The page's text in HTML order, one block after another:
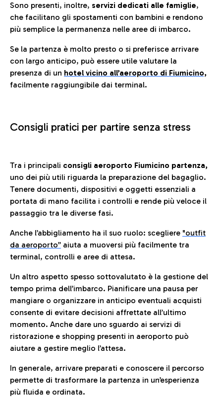
Sono presenti, inoltre, servizi dedicati alle famiglie,
che facilitano gli spostamenti con bambini e rendono
più semplice la permanenza nelle aree di imbarco.
Se la partenza è molto presto o si preferisce arrivare
con largo anticipo, può essere utile valutare la
presenza di un hotel vicino all’aeroporto di Fiumicino,
facilmente raggiungibile dai terminal.
Consigli pratici per partire senza stress
Tra i principali consigli aeroporto Fiumicino partenza,
uno dei più utili riguarda la preparazione del bagaglio.
Tenere documenti, dispositivi e oggetti essenziali a
portata di mano facilita i controlli e rende più veloce il
passaggio tra le diverse fasi.
Anche l’abbigliamento ha il suo ruolo: scegliere "outfit
da aeroporto” aiuta a muoversi più facilmente tra
terminal, controlli e aree di attesa.
Un altro aspetto spesso sottovalutato è la gestione del
tempo prima dell’imbarco. Pianificare una pausa per
mangiare o organizzare in anticipo eventuali acquisti
consente di evitare decisioni affrettate all’ultimo
momento. Anche dare uno sguardo ai servizi di
ristorazione e shopping presenti in aeroporto può
aiutare a gestire meglio l’attesa.
In generale, arrivare preparati e conoscere il percorso
permette di trasformare la partenza in un’esperienza
più fluida e ordinata.